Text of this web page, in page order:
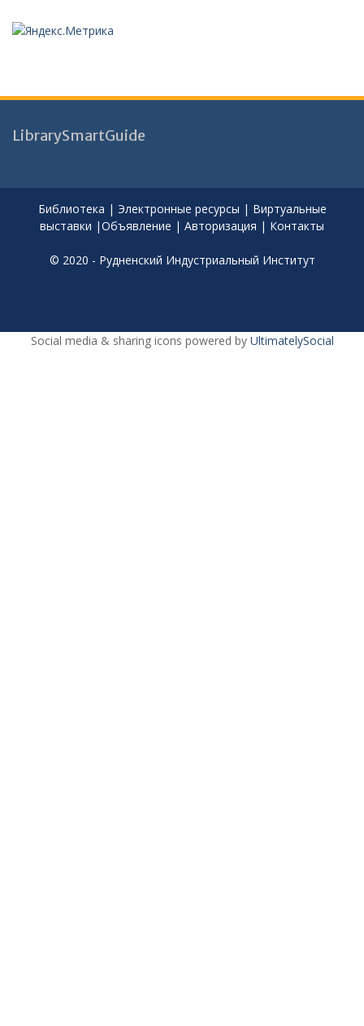
LibrarySmartGuide
Библиотека | Электронные ресурсы | Виртуальные
выставки |Объявление | Авторизация | Контакты
© 2020 - Рудненский Индустриальный Институт
Social media & sharing icons powered by UltimatelySocial